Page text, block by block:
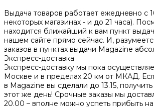
Выдача товаров работает ежедневно с
некоторых магазинах - и до 21 часа).
находится ближайший к вам пункт
нашем сайте прямо сейчас. И,
заказов в пунктах выдачи Magazine
Экспресс-доставка
Экспресс-доставку мы пока
Москве и в пределах 20 км от МКАД.
в Magazine вы сделали до 13.15,
этот же день! Срочные заказы мы
20.00 – вполне можно успеть прибыть